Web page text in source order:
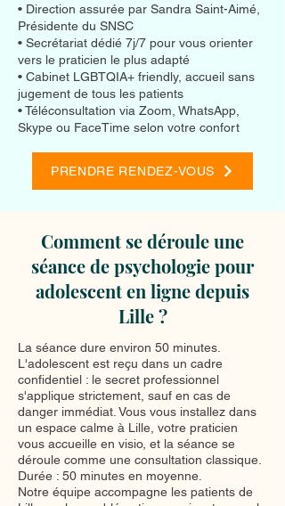
• Direction assurée par Sandra Saint-Aimé,
Présidente du SNSC
• Secrétariat dédié 7j/7 pour vous orienter
vers le praticien le plus adapté
• Cabinet LGBTQIA+ friendly, accueil sans
jugement de tous les patients
• Téléconsultation via Zoom, WhatsApp,
Skype ou FaceTime selon votre confort
PRENDRE RENDEZ-VOUS
Comment se déroule une
séance de psychologie pour
adolescent en ligne depuis
Lille ?
La séance dure environ 50 minutes.
L'adolescent est reçu dans un cadre
confidentiel : le secret professionnel
s'applique strictement, sauf en cas de
danger immédiat. Vous vous installez dans
un espace calme à Lille, votre praticien
vous accueille en visio, et la séance se
déroule comme une consultation classique.
Durée : 50 minutes en moyenne.
Notre équipe accompagne les patients de